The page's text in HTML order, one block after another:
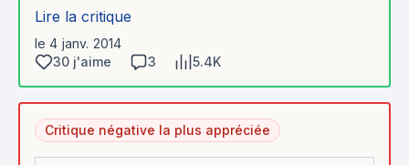
Lire la critique
le 4 janv. 2014
30 j'aime
3 5.4K
Critique négative la plus appréciée